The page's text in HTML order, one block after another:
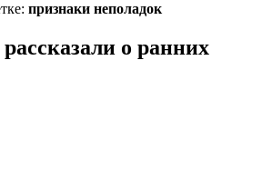
признаки неполадок
о ранних